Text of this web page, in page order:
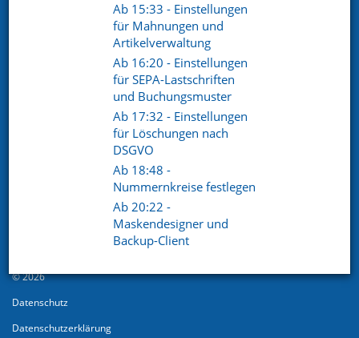
Ab 15:33 - Einstellungen
für Mahnungen und
Artikelverwaltung
Ab 16:20 - Einstellungen
für SEPA-Lastschriften
und Buchungsmuster
Ab 17:32 - Einstellungen
für Löschungen nach
DSGVO
Ab 18:48 -
Nummernkreise festlegen
Ab 20:22 -
Maskendesigner und
Backup-Client
Vereinsverwaltung
Mitgliederverwaltung
Finanzverwaltung
Kommunikation /
Schriftverkehr
Referenzen
© 2026
Datenschutz
Datenschutzerklärung